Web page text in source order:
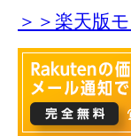
＞＞楽天版